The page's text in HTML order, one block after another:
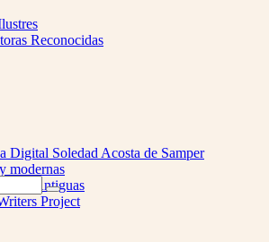
Reconocidas
Digital Soledad Acosta de Samper
modernas
Las Antiguas
Project
Enviar